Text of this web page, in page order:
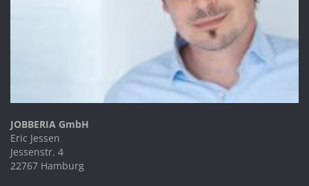
JOBBERIA GmbH
Eric Jessen
Jessenstr. 4
22767 Hamburg